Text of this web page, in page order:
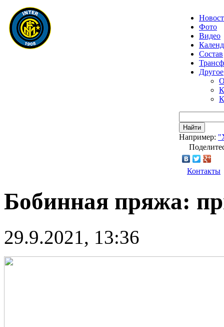
Фото
Видео
Состав
Другое
Найти
Например:
Контакты
Бобинная пряжа:
29.9.2021, 13:36